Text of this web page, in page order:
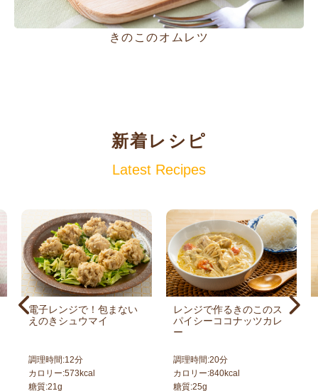
きのこのオムレツ
新着レシピ
Latest Recipes
電子レンジで！包まない
えのきシュウマイ
調理時間:12分
カロリー:573kcal
糖質:21 g
レンジで作るきのこのス
パイシーココナッツカレ
ー
調理時間:20分
カロリー:840kcal
糖質:25g